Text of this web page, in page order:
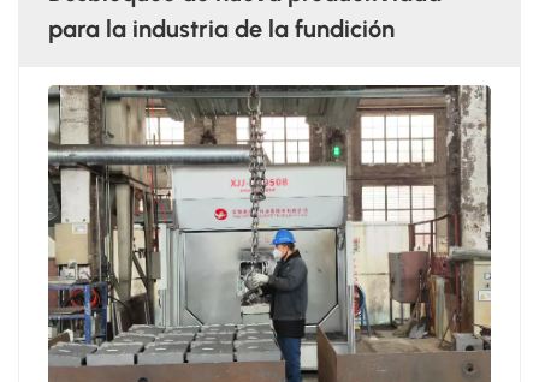
بالعربية
para la industria de la fundición